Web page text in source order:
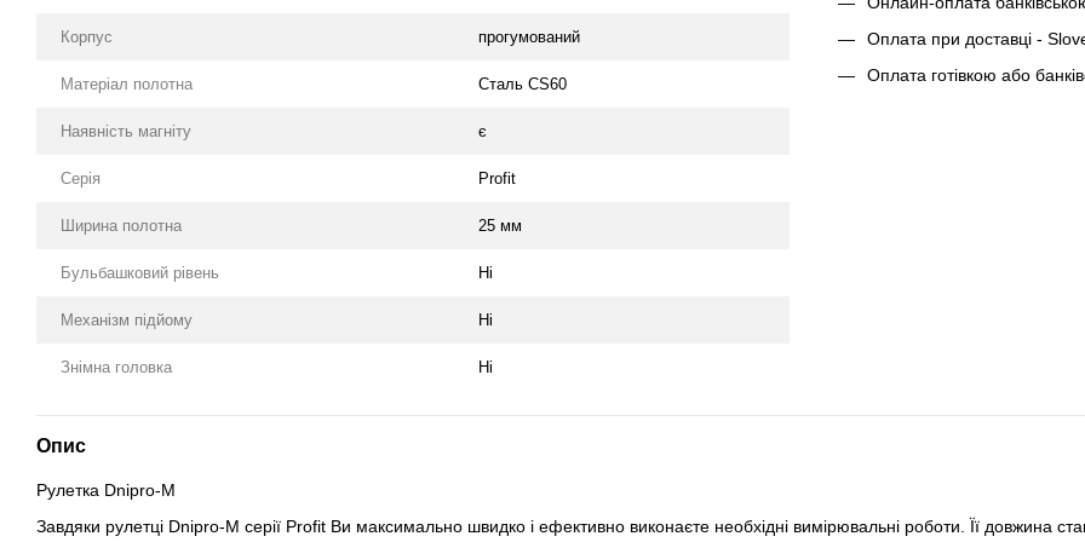
Корпус прогумований
Матеріал полотна Сталь CS60
Наявність магніту є
Серія Profit
Ширина полотна 25 мм
Бульбашковий рівень Ні
Механізм підйому Ні
Знімна головка Ні
Оплата при доставці -
Оплата готівкою або
Опис
Рулетка Dnipro-M
Завдяки рулетці Dnipro-M серії Profit Ви максимально швидко і ефективно виконаєте необхідні вимірювальні роботи. Її довжина